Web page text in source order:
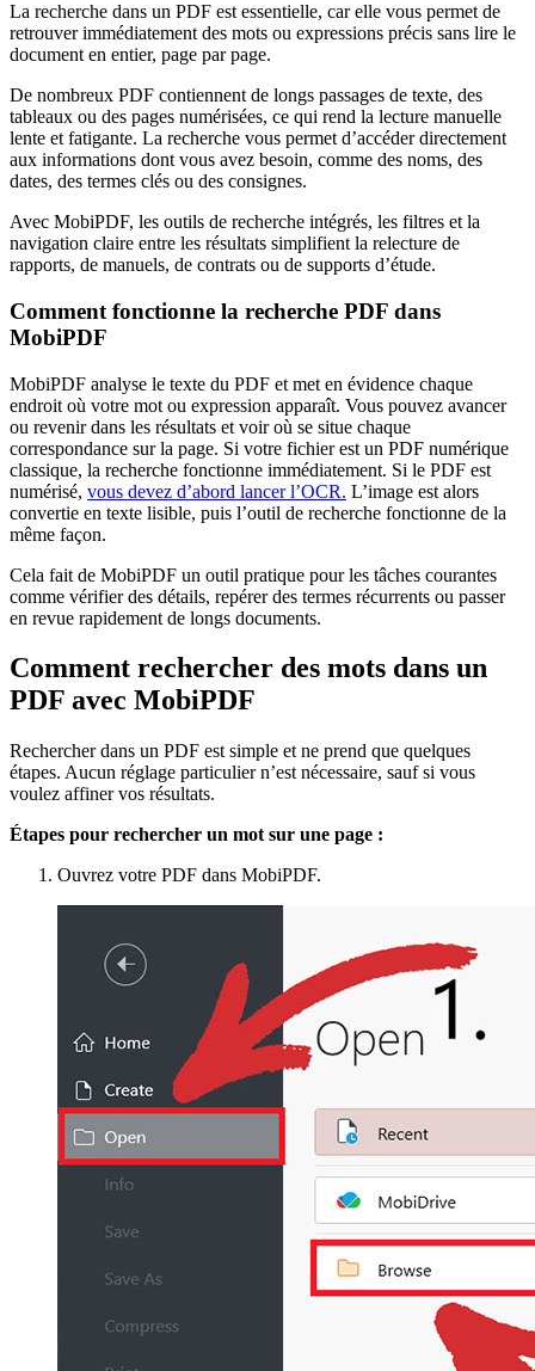
La recherche dans un PDF est essentielle, car elle vous permet de
retrouver immédiatement des mots ou expressions précis sans lire le
document en entier, page par page.
De nombreux PDF contiennent de longs passages de texte, des
tableaux ou des pages numérisées, ce qui rend la lecture manuelle
lente et fatigante. La recherche vous permet d’accéder directement
aux informations dont vous avez besoin, comme des noms, des
dates, des termes clés ou des consignes.
Avec MobiPDF, les outils de recherche intégrés, les filtres et la
navigation claire entre les résultats simplifient la relecture de
rapports, de manuels, de contrats ou de supports d’étude.
Comment fonctionne la recherche PDF dans
MobiPDF
MobiPDF analyse le texte du PDF et met en évidence chaque
endroit où votre mot ou expression apparaît. Vous pouvez avancer
ou revenir dans les résultats et voir où se situe chaque
correspondance sur la page. Si votre fichier est un PDF numérique
classique, la recherche fonctionne immédiatement. Si le PDF est
numérisé, vous devez d’abord lancer l’OCR. L’image est alors
convertie en texte lisible, puis l’outil de recherche fonctionne de la
même façon.
Cela fait de MobiPDF un outil pratique pour les tâches courantes
comme vérifier des détails, repérer des termes récurrents ou passer
en revue rapidement de longs documents.
Comment rechercher des mots dans un
PDF avec MobiPDF
Rechercher dans un PDF est simple et ne prend que quelques
étapes. Aucun réglage particulier n’est nécessaire, sauf si vous
voulez affiner vos résultats.
Étapes pour rechercher un mot sur une page :
Ouvrez votre PDF dans MobiPDF.